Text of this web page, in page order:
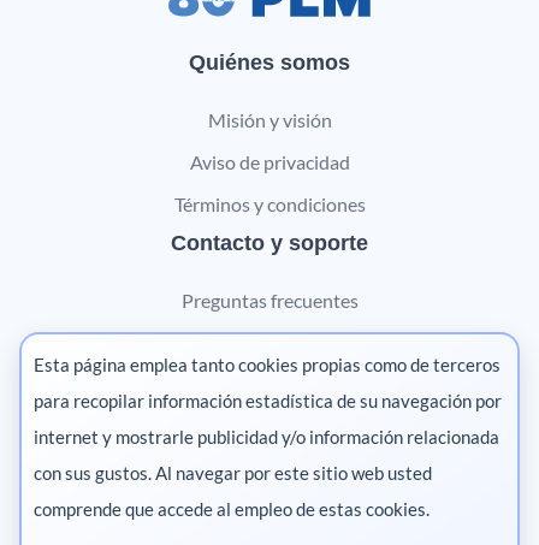
Quiénes somos
Misión y visión
Aviso de privacidad
Términos y condiciones
Contacto y soporte
Preguntas frecuentes
Marketing digital
Pharma
Esta página emplea tanto cookies propias como de terceros
para recopilar información estadística de su navegación por
internet y mostrarle publicidad y/o información relacionada
con sus gustos. Al navegar por este sitio web usted
comprende que accede al empleo de estas cookies.